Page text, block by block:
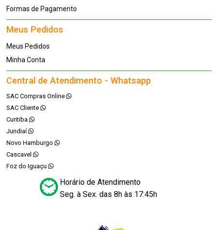
Formas de Pagamento
Meus Pedidos
Meus Pedidos
Minha Conta
Central de Atendimento - Whatsapp
SAC Compras Online
SAC Cliente
Curitiba
Jundiaí
Novo Hamburgo
Cascavel
Foz do Iguaçu
Horário de Atendimento
Seg. à Sex. das 8h às 17:45h